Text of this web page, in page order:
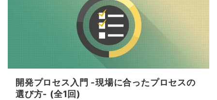
開発プロセス入門 -現場に合ったプロセスの
選び方- (全1回)